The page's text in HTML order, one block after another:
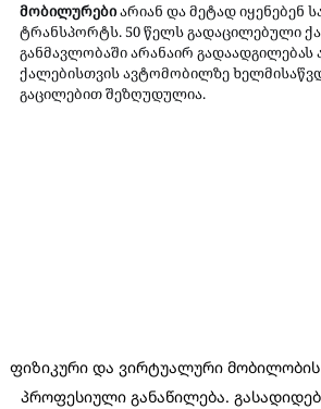
მობილურები არიან და მეტად იყენებენ
ტრანსპორტს. 50 წელს გადაცილებული
განმავლობაში არანაირ
ქალებისთვის ავტომობილზე
გაცილებით შეზღუდულია.
ფიზიკური და ვირტუალური
პროფესიული განაწილება.